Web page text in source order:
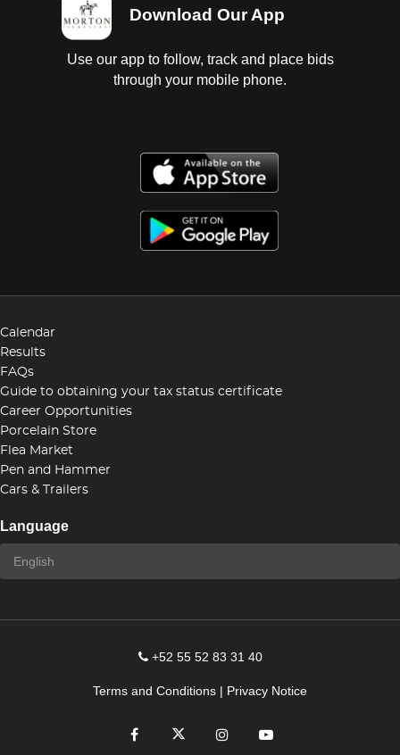
Download Our App
Use our app to follow, track and place bids
through your mobile phone.
Calendar
Results
FAQs
Guide to obtaining your tax status certificate
Career Opportunities
Porcelain Store
Flea Market
Pen and Hammer
Cars & Trailers
Language
+52 55 52 83 31 40
Terms and Conditions | Privacy Notice